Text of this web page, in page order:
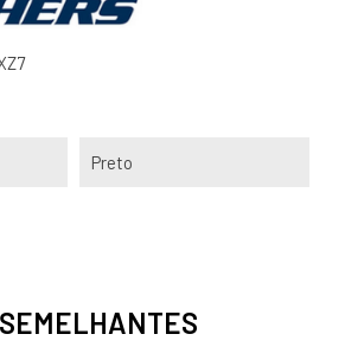
Preto